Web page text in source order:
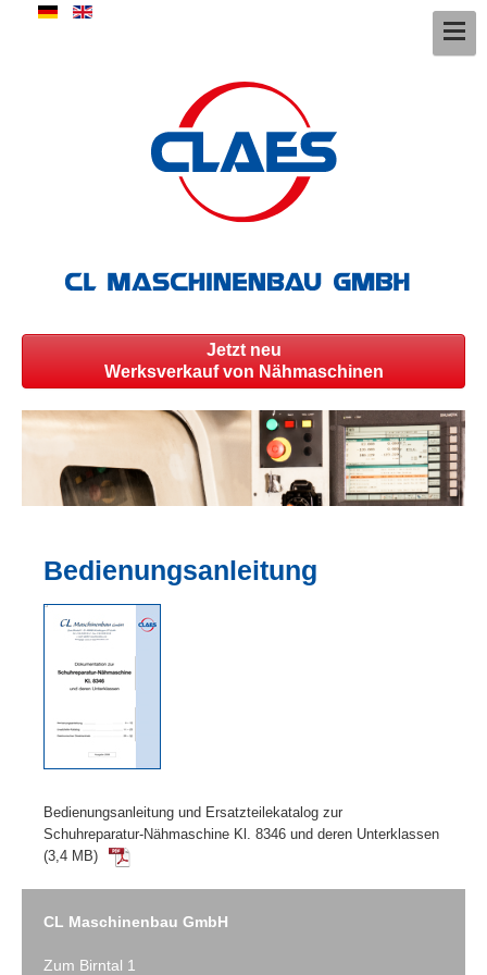
Jetzt neu
Werksverkauf von Nähmaschinen
Bedienungsanleitung
Bedienungsanleitung und Ersatzteilekatalog zur
Schuhreparatur-Nähmaschine Kl. 8346 und deren Unterklassen
(3,4 MB)
CL Maschinenbau GmbH
Zum Birntal 1